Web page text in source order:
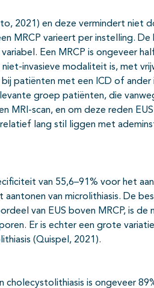
2021) en deze vermindert niet
MRCP varieert per instelling. De
Een MRCP is ongeveer
invasieve modaliteit is, met
patiënten met een ICD of ander
groep patiënten, die
MRI-scan, en om deze reden
lang stil liggen met
van 55,6–91% voor het
van microlithiasis. De
van EUS boven MRCP, is de
Er is echter een grote
(Quispel, 2021).
cholecystolithiasis is ongeveer